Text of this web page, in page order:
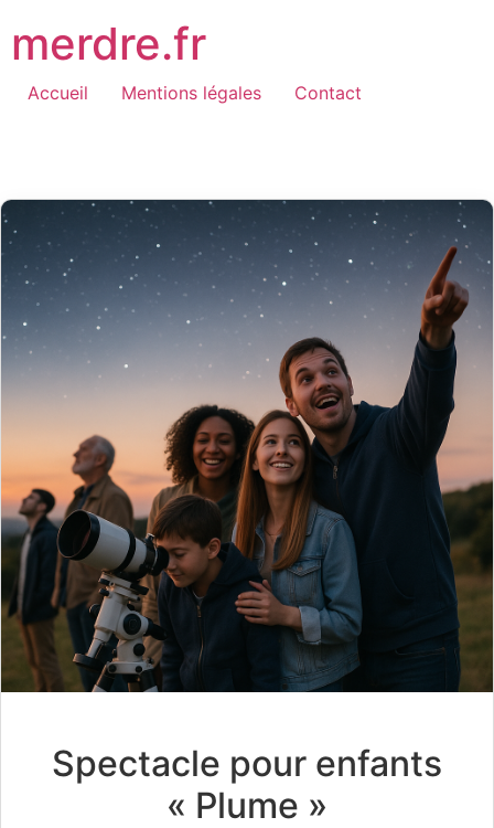
au
contenu
merdre.fr
Accueil Mentions légales Contact
Spectacle pour enfants
« Plume »